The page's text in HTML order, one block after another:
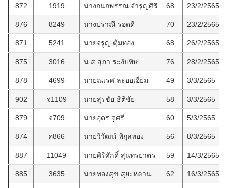
872 1919 นางกนกพรรณ จำรูญศิริ 68 23/2/2565
876 8249 นางปราณี รอดดี 70 23/2/2565
871 5241 นายจรูญ ตุ้มทอง 68 26/2/2565
875 3016 น.ส.สุภา ระงับพิษ 76 28/2/2565
878 4699 นายณเรศ ละออเอี่ยม 49 3/3/2565
902 จ1109 นายสุรชัย ธิติชัย 58 3/3/2565
879 จ709 นายอุดร จูศรี 60 5/3/2565
874 ค866 นายวิวัฒน์ พิกุลทอง 56 8/3/2565
887 11049 นายศิริศักดิ์ สุนทรยาตร 59 14/3/2565
885 3635 นายทองสุข สุยะหลาน 62 16/3/2565